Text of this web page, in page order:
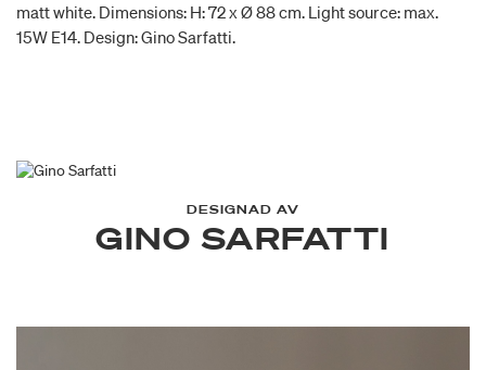
matt white. Dimensions: H: 72 x Ø 88 cm. Light source: max.
15W E14. Design: Gino Sarfatti.
DESIGNAD AV
GINO SARFATTI